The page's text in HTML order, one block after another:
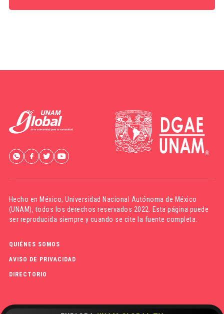
Hecho en México,Universidad Nacional Autónoma de México
(UNAM), todos los derechos reservados 2022. Esta página puede
ser reproducida siempre y cuando se cite la fuente completa.
QUIÉNES SOMOS
AVISO DE PRIVACIDAD
DIRECTORIO